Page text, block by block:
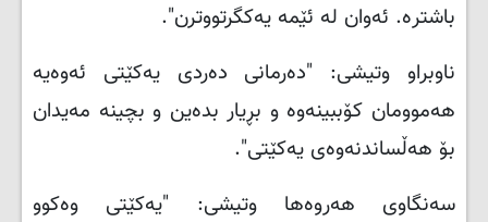
باشترە. ئەوان لە ئێمە یەکگرتووترن."
ناوبراو وتیشی: "دەرمانی دەردی یەکێتی ئەوەیە
هەموومان کۆببینەوە و بڕیار بدەین و بچینە مەیدان
بۆ هەڵساندنەوەی یەکێتی."
سەنگاوی هەروەها وتیشی: "یەکێتی وەکوو